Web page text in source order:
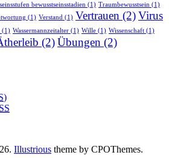
bewusstseinsstadien (1) Traumbewusstsein (1)
(1) Verstand (1) Vertrauen (2)Virus
(1) Wassermannzeitalter (1) Wille (1) Wissenschaft (1)
(2)Übungen (2)
)
Illustrious theme by CPOThemes.